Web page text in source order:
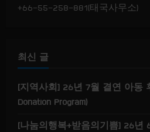
i
g
+66-55-258-881(태국사무소)
최신 글
[지역사회] 26년 7월 결연 아동
Donation Program)
[나눔의행복+받음의기쁨] 26년